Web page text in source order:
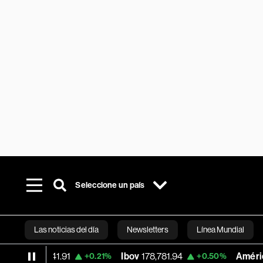
Seleccione un país
Las noticias del día Newsletters Línea Mundial
Bloomberg
+0.21% Ibov 178,781.94 +0.50% América Móvil